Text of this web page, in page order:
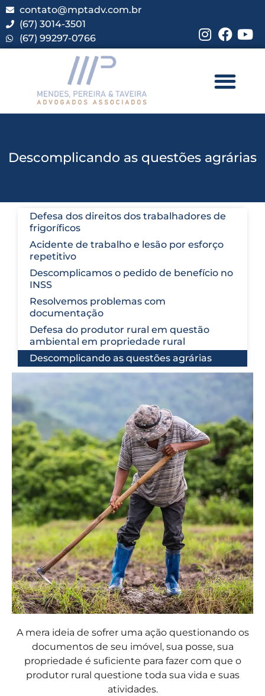
contato@mptadv.com.br
(67) 3014-3501
(67) 99297-0766
Descomplicando as questões agrárias
Defesa dos direitos dos trabalhadores de
frigoríficos
Acidente de trabalho e lesão por esforço
repetitivo
Descomplicamos o pedido de benefício no
INSS
Resolvemos problemas com
documentação
Defesa do produtor rural em questão
ambiental em propriedade rural
Descomplicando as questões agrárias
A mera ideia de sofrer uma ação questionando os
documentos de seu imóvel, sua posse, sua
propriedade é suficiente para fazer com que o
produtor rural questione toda sua vida e suas
atividades.